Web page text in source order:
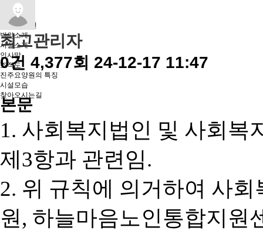
한얼인재
기관소개
미션과 비전
법인소개
시설소개
인사말
조직도
진주요양원의 특징
시설모습
찾아오시는길
최고관리자
0건 4,377회 24-12-17 11:47
본문
1. 사회복지법인 및 사회복
제 3항과 관련임.
2. 위 규칙에 의거하여 사
원 , 하늘마음노인통합지원